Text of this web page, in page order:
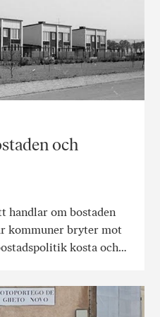
och
handlar om bostaden
kommuner bryter mot
kosta och…